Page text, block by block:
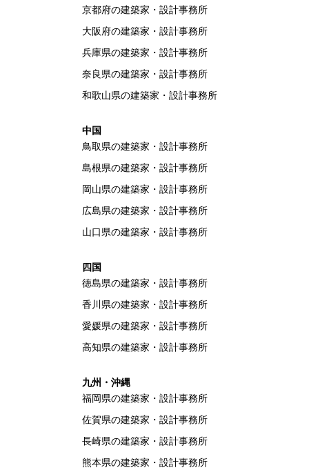
京都府の建築家・設計事務所
大阪府の建築家・設計事務所
兵庫県の建築家・設計事務所
奈良県の建築家・設計事務所
和歌山県の建築家・設計事務所
中国
鳥取県の建築家・設計事務所
島根県の建築家・設計事務所
岡山県の建築家・設計事務所
広島県の建築家・設計事務所
山口県の建築家・設計事務所
四国
徳島県の建築家・設計事務所
香川県の建築家・設計事務所
愛媛県の建築家・設計事務所
高知県の建築家・設計事務所
九州・沖縄
福岡県の建築家・設計事務所
佐賀県の建築家・設計事務所
長崎県の建築家・設計事務所
熊本県の建築家・設計事務所